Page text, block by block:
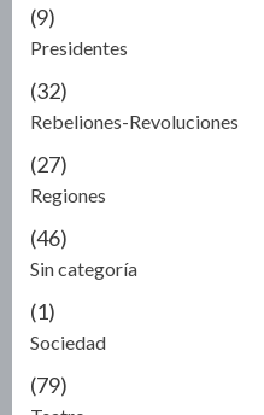
(9)
Presidentes
(32)
Rebeliones-Revoluciones
(27)
Regiones
(46)
Sin categoría
(1)
Sociedad
(79)